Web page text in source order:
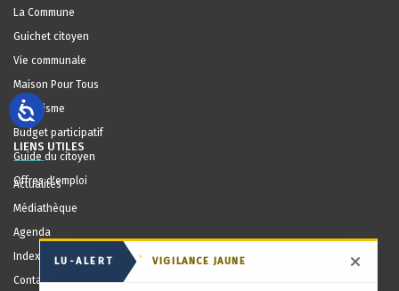
LU-ALERT VIGILANCE JAUNE
La Commune
Guichet citoyen
Vie communale
Maison Pour Tous
Urbanisme
Budget participatif
Guide du citoyen
Offres d'emploi
LIENS UTILES
Actualités
Médiathèque
Agenda
Index communal
Contact